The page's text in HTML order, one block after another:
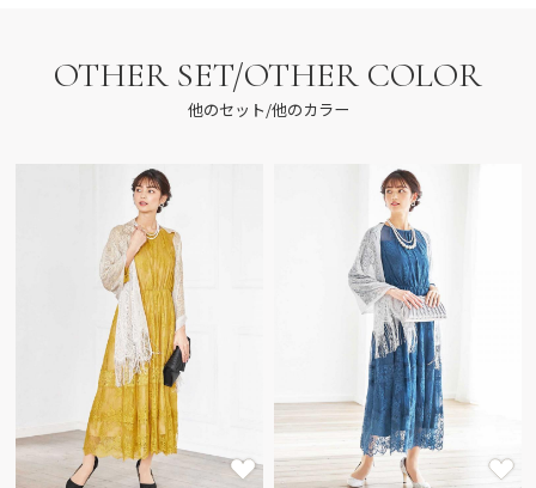
OTHER SET/OTHER COLOR
他のセット/他のカラー